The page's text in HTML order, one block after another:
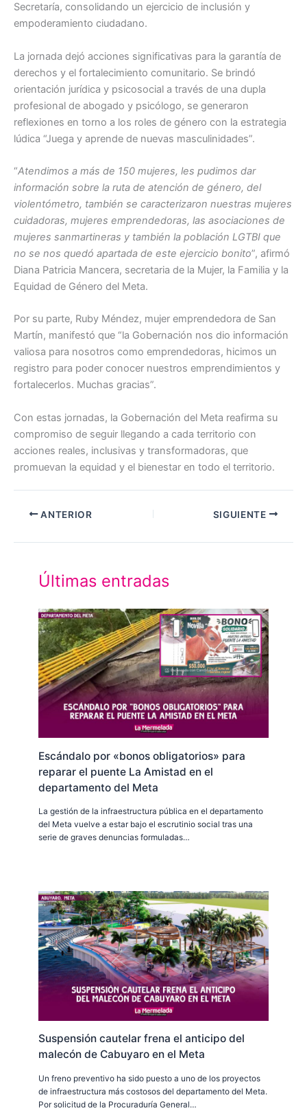
Secretaría, consolidando un ejercicio de inclusión y
empoderamiento ciudadano.
La jornada dejó acciones significativas para la garantía de
derechos y el fortalecimiento comunitario. Se brindó
orientación jurídica y psicosocial a través de una dupla
profesional de abogado y psicólogo, se generaron
reflexiones en torno a los roles de género con la estrategia
lúdica “Juega y aprende de nuevas masculinidades”.
“Atendimos a más de 150 mujeres, les pudimos dar
información sobre la ruta de atención de género, del
violentómetro, también se caracterizaron nuestras mujeres
cuidadoras, mujeres emprendedoras, las asociaciones de
mujeres sanmartineras y también la población LGTBI que
no se nos quedó apartada de este ejercicio bonito”, afirmó
Diana Patricia Mancera, secretaria de la Mujer, la Familia y la
Equidad de Género del Meta.
Por su parte, Ruby Méndez, mujer emprendedora de San
Martín, manifestó que “la Gobernación nos dio información
valiosa para nosotros como emprendedoras, hicimos un
registro para poder conocer nuestros emprendimientos y
fortalecerlos. Muchas gracias”.
Con estas jornadas, la Gobernación del Meta reafirma su
compromiso de seguir llegando a cada territorio con
acciones reales, inclusivas y transformadoras, que
promuevan la equidad y el bienestar en todo el territorio.
ANTERIOR SIGUIENTE
Últimas entradas
Escándalo por «bonos obligatorios» para
reparar el puente La Amistad en el
departamento del Meta
La gestión de la infraestructura pública en el departamento
del Meta vuelve a estar bajo el escrutinio social tras una
serie de graves denuncias formuladas…
Suspensión cautelar frena el anticipo del
malecón de Cabuyaro en el Meta
Un freno preventivo ha sido puesto a uno de los proyectos
de infraestructura más costosos del departamento del Meta.
Por solicitud de la Procuraduría General…